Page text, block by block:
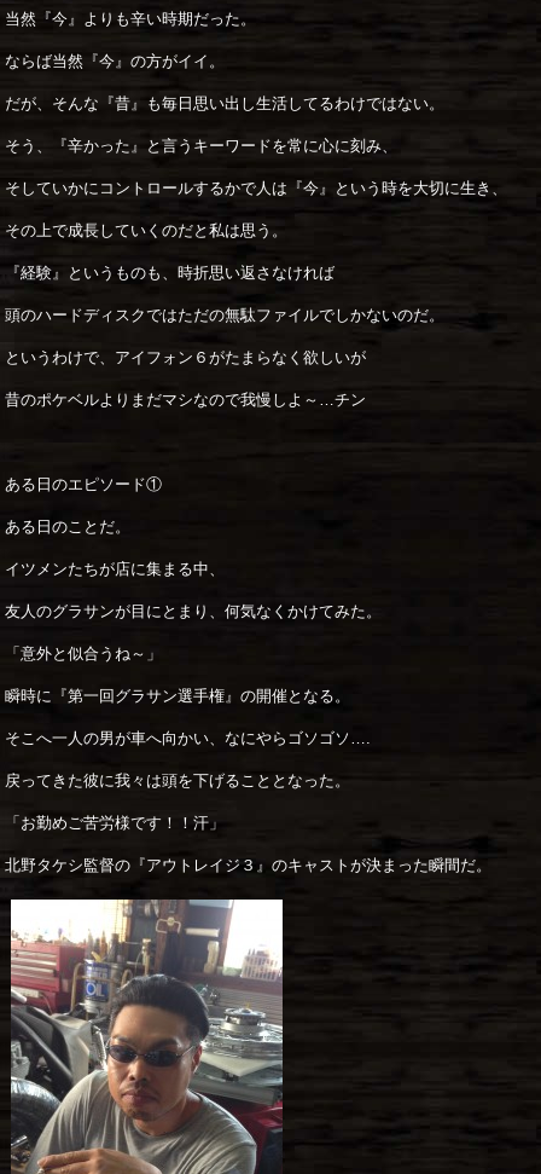
当然『今』よりも辛い時期だった。
ならば当然『今』の方がイイ。
だが、そんな『昔』も毎日思い出し生活してるわけではない。
そう、『辛かった』と言うキーワードを常に心に刻み、
そしていかにコントロールするかで人は『今』という時を大切に生き、
その上で成長していくのだと私は思う。
『経験』というものも、時折思い返さなければ
頭のハードディスクではただの無駄ファイルでしかないのだ。
というわけで、アイフォン６がたまらなく欲しいが
昔のポケベルよりまだマシなので我慢しよ～…チン
ある日のエピソード①
ある日のことだ。
イツメンたちが店に集まる中、
友人のグラサンが目にとまり、何気なくかけてみた。
「意外と似合うね～」
瞬時に『第一回グラサン選手権』の開催となる。
そこへ一人の男が車へ向かい、なにやらゴソゴソ….
戻ってきた彼に我々は頭を下げることとなった。
「お勤めご苦労様です！！汗」
北野タケシ監督の『アウトレイジ３』のキャストが決まった瞬間だ。